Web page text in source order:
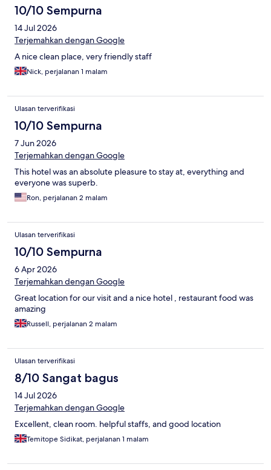
10/10 Sempurna
14 Jul 2026
Terjemahkan dengan Google
A nice clean place, very friendly staff
Nick, perjalanan 1 malam
Ulasan terverifikasi
10/10 Sempurna
7 Jun 2026
Terjemahkan dengan Google
This hotel was an absolute pleasure to stay at, everything and
everyone was superb.
Ron, perjalanan 2 malam
Ulasan terverifikasi
10/10 Sempurna
6 Apr 2026
Terjemahkan dengan Google
Great location for our visit and a nice hotel , restaurant food was
amazing
Russell, perjalanan 2 malam
Ulasan terverifikasi
8/10 Sangat bagus
14 Jul 2026
Terjemahkan dengan Google
Excellent, clean room. helpful staffs, and good location
Temitope Sidikat, perjalanan 1 malam